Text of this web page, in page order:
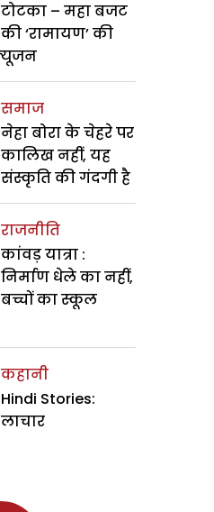
टोटका – महा बजट
की ‘रामायण’ की
समाज
नेहा बोरा के चेहरे पर
कालिख नहीं, यह
संस्कृति की गंदगी है
राजनीति
कांवड़ यात्रा :
निर्माण धेले का नहीं,
बच्चों का स्कूल
कहानी
Hindi Stories:
लाचार